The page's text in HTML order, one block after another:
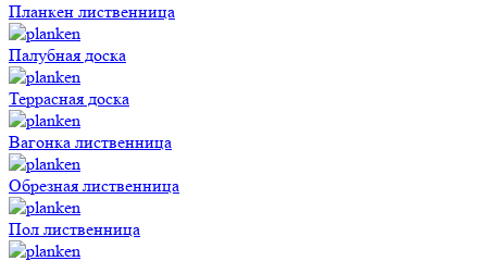
Планкен лиственница
Палубная доска
Террасная доска
Вагонка лиственница
Обрезная лиственница
Пол лиственница